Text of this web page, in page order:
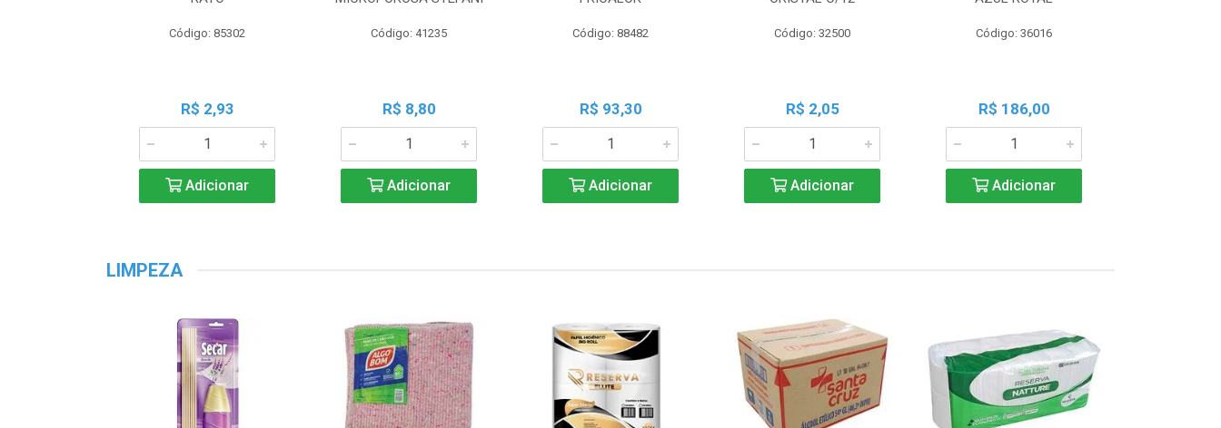
Código: 85302
R$ 2,93
Adicionar
Código: 41235
R$ 8,80
Adicionar
Código: 88482
R$ 93,30
Adicionar
Código: 32500
R$ 2,05
Adicionar
Código: 36016
R$ 186,00
Adicionar
LIMPEZA